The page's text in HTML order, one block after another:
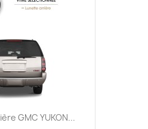
GMC YUKON...